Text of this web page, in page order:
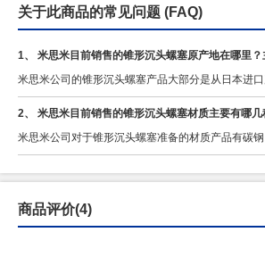
关于此商品的常见问题 (FAQ)
1、 米思米目前销售的锥形沉头螺塞原产地在哪里
米思米公司的锥形沉头螺塞产品大部分是从日本进
2、 米思米目前销售的锥形沉头螺塞材质主要有哪
米思米公司对于锥形沉头螺塞准备的材质产品有碳
商品评价(4)